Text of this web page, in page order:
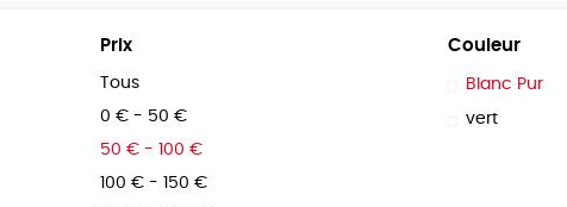
Prix
Tous
0 € - 50 €
50 € - 100 €
100 € - 150 €
Couleur
Blanc Pur
vert